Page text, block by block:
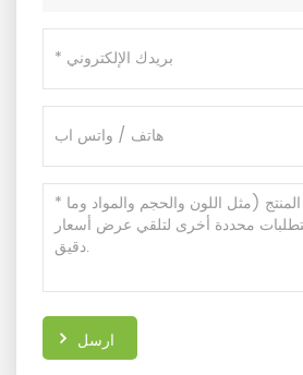
ارسل